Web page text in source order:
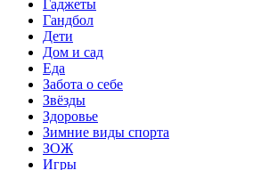
Гаджеты
Гандбол
Дети
Дом и сад
Еда
Забота о себе
Звёзды
Здоровье
Зимние виды спорта
ЗОЖ
Игры